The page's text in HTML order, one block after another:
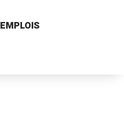
EMPLOIS